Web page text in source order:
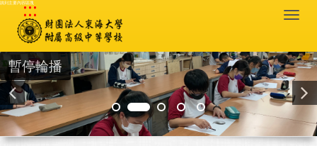
跳到主要內容區塊
:::
暫停輪播